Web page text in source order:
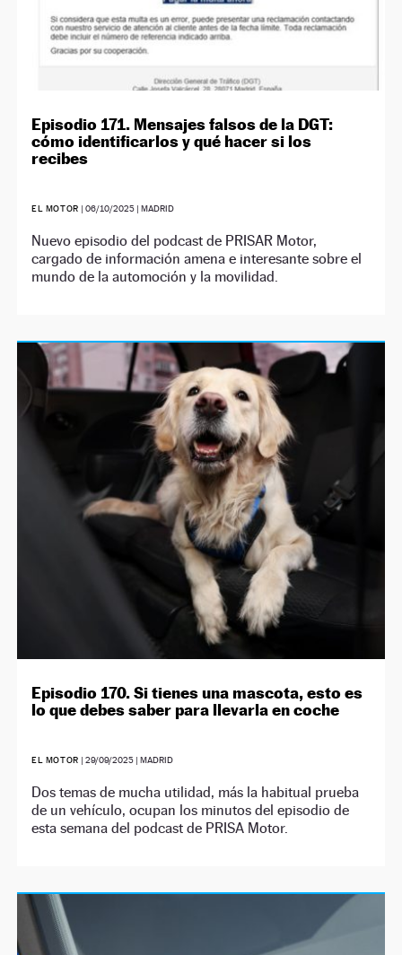
Episodio 171. Mensajes falsos de la DGT:
cómo identificarlos y qué hacer si los
recibes
EL MOTOR | 06/10/2025| MADRID
Nuevo episodio del podcast de PRISAR Motor,
cargado de información amena e interesante sobre el
mundo de la automoción y la movilidad.
Episodio 170. Si tienes una mascota, esto es
lo que debes saber para llevarla en coche
EL MOTOR | 29/09/2025| MADRID
Dos temas de mucha utilidad, más la habitual prueba
de un vehículo, ocupan los minutos del episodio de
esta semana del podcast de PRISA Motor.